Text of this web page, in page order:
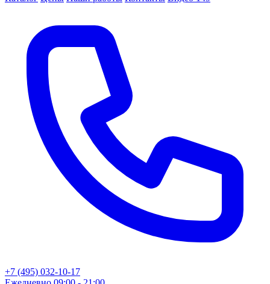
+7 (495) 032-10-17